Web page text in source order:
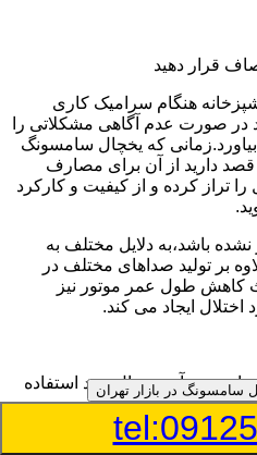
قرار دهید
هنگام سرامیک کاری
در صورت عدم آگاهی مشکلاتی را
که یخچال سامسونگ
دارید از آن برای مصارف
تراز کرده و از کیفیت و کارکرد
باشد،به دلایل مختلف به
بر تولید صداهای مختلف در
کاهش طول عمر موتور نیز
ایجاد می کند.
منبع آب یخچال خود استفاده
قسمت ویژه ای به منبع آب
سامسونگ در بازار تهران